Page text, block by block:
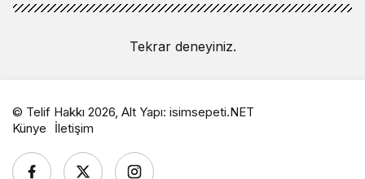
Tekrar deneyiniz.
© Telif Hakkı 2026, Alt Yapı: isimsepeti.NET
Künye
İletişim